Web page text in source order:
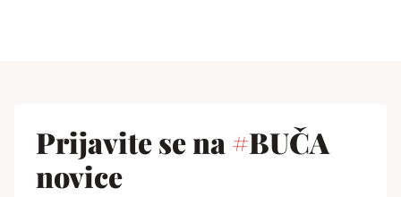
Prijavite se na#BUČA
novice